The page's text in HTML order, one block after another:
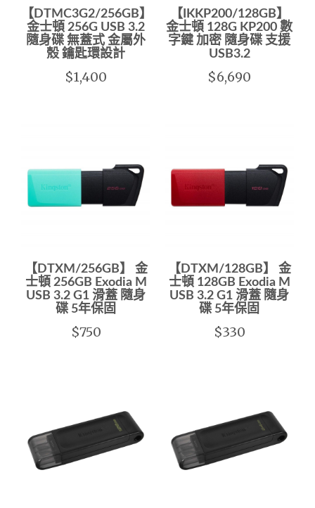
【DTMC3G2/256GB】
金士頓 256G USB 3.2
隨身碟 無蓋式 金屬外
殼 鑰匙環設計
$1,400
【IKKP200/128GB】
金士頓 128G KP200 數
字鍵 加密 隨身碟 支援
USB3.2
$6,690
【DTXM/256GB】 金
士頓 256GB Exodia M
USB 3.2 G1 滑蓋 隨身
碟 5年保固
$750
【DTXM/128GB】 金
士頓 128GB Exodia M
USB 3.2 G1 滑蓋 隨身
碟 5年保固
$330